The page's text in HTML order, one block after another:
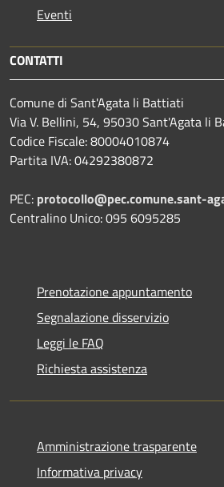
Eventi
CONTATTI
Comune di Sant'Agata li Battiati
Via V. Bellini, 54, 95030 Sant'Agata li
Codice Fiscale: 80004010874
Partita IVA: 04292380872
PEC: protocollo@pec.comune.sant-
Centralino Unico: 095 6095285
Prenotazione appuntamento
Segnalazione disservizio
Leggi le FAQ
Richiesta assistenza
Amministrazione trasparente
Informativa privacy